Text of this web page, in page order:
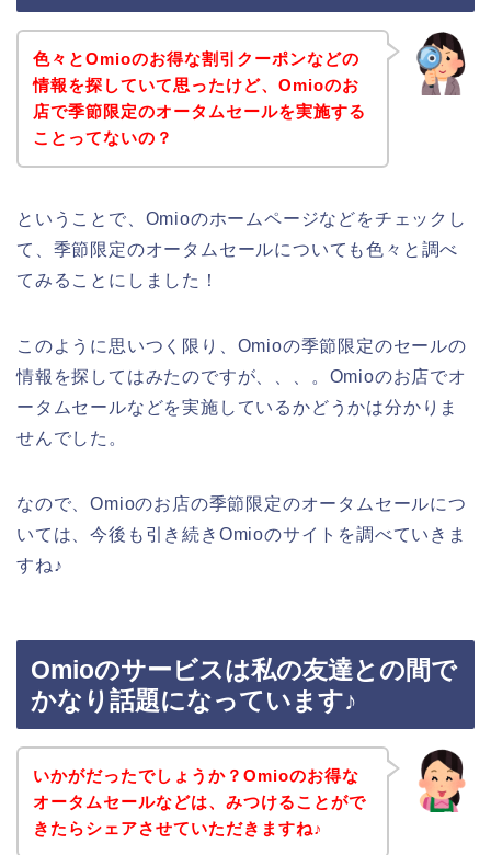
色々とOmioのお得な割引クーポンなどの
情報を探していて思ったけど、Omioのお
店で季節限定のオータムセールを実施する
ことってないの？
ということで、Omioのホームページなどをチェックし
て、季節限定のオータムセールについても色々と調べ
てみることにしました！
このように思いつく限り、Omioの季節限定のセールの
情報を探してはみたのですが、、、。Omioのお店でオ
ータムセールなどを実施しているかどうかは分かりま
せんでした。
なので、Omioのお店の季節限定のオータムセールにつ
いては、今後も引き続きOmioのサイトを調べていきま
すね♪
Omioのサービスは私の友達との間で
かなり話題になっています♪
いかがだったでしょうか？Omioのお得な
オータムセールなどは、みつけることがで
きたらシェアさせていただきますね♪